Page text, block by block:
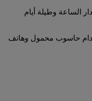
الساعة وطيلة أيام
حاسوب محمول وهاتف